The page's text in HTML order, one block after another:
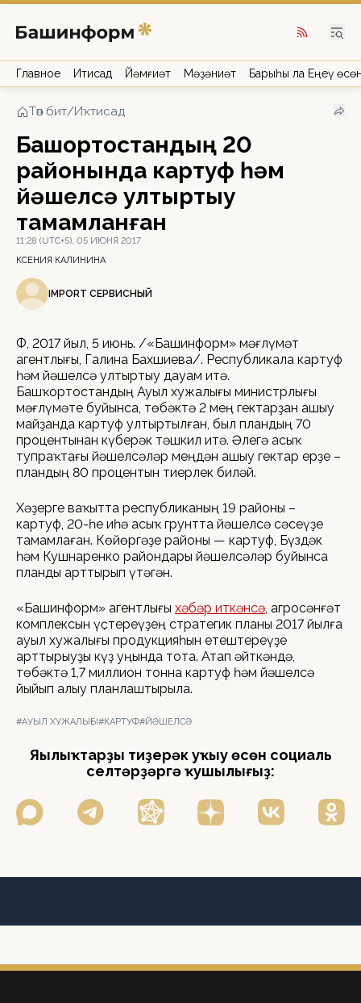
Главное Иҡтисад Йәмғиәт Мәҙәниәт Барыһы ла Еңеү
Төп бит/Иҡтисад
Башҡортостандың 20
районында картуф һәм
йәшелсә ултыртыу
тамамланған
11:28 (UTC+5), 05 ИЮНЯ 2017
КСЕНИЯ КАЛИНИНА
IMPORT СЕРВИСНЫЙ
ӨФӨ, 2017 йыл, 5 июнь. /«Башинформ» мәғлүмәт
агентлығы, Галина Бахшиева/. Республикала картуф
һәм йәшелсә ултыртыу дауам итә.
Башҡортостандың Ауыл хужалығы министрлығы
мәғлүмәте буйынса, төбәктә 2 мең гектарҙан ашыу
майҙанда картуф ултыртылған, был пландың 70
процентынан күберәк тәшкил итә. Әлегә асыҡ
тупраҡтағы йәшелсәләр меңдән ашыу гектар ерҙе –
пландың 80 процентын тиерлек биләй.
Хәҙерге ваҡытта республиканың 19 районы –
картуф, 20-һе иһә асыҡ грунтта йәшелсә сәсеүҙе
тамамлаған. Көйөргәҙе районы — картуф, Бүздәк
һәм Кушнаренко райондары йәшелсәләр буйынса
планды арттырып үтәгән.
«Башинформ» агентлығы хәбәр иткәнсә, агросәнғәт
комплексын үҫтереүҙең стратегик планы 2017 йылға
ауыл хужалығы продукцияһын етештереүҙе
арттырыуҙы күҙ уңында тота. Атап әйткәндә,
төбәктә 1,7 миллион тонна картуф һәм йәшелсә
йыйып алыу планлаштырыла.
#АУЫЛ ХУЖАЛЫҒЫ#КАРТУФ#ЙӘШЕЛСӘ
Яңылыҡтарҙы тиҙерәк уҡыу өсөн социаль
селтәрҙәргә ҡушылығыҙ: